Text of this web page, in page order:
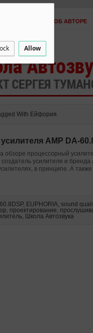
Allow
ОБ АВТОРЕ
Как оплатить?
With Ейфория
AMP DA-
обзоре процессорный
создатель усилителя и
в принципе. А
, EUPHORIA, sound
, проектирование,
, Школа Автозвука